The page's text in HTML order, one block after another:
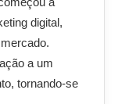
digital,
a um
tornando-se